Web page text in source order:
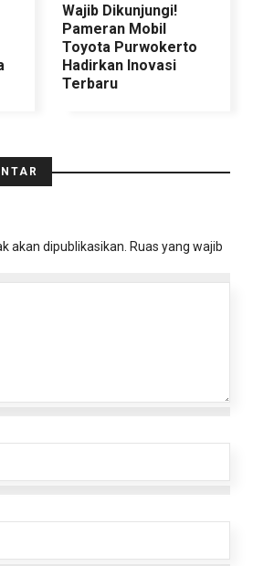
Wajib Dikunjungi!
Pameran Mobil
Toyota Purwokerto
Hadirkan Inovasi
Terbaru
akan dipublikasikan. Ruas yang wajib